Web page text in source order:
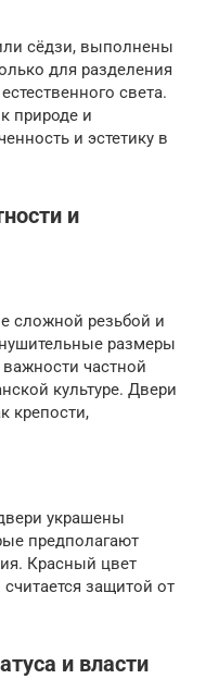
сёдзи, выполнены
для разделения
света.
природе и
и эстетику в
и
сложной резьбой и
размеры
частной
культуре. Двери
крепости,
украшены
предполагают
Красный цвет
защитой от
и власти